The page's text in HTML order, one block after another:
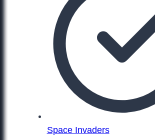
Space Invaders